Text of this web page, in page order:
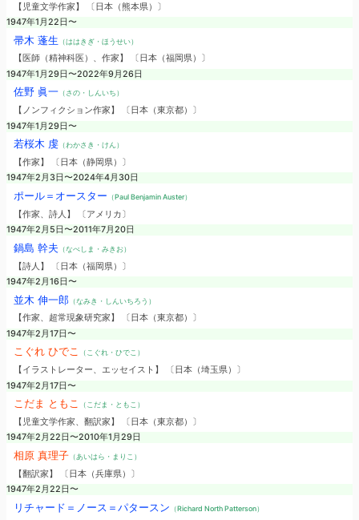
【児童文学作家】 〔日本（熊本県）〕
1947年1月22日〜
帚木 蓬生 （ははきぎ・ほうせい）
【医師（精神科医）、作家】 〔日本（福岡県）〕
1947年1月29日〜2022年9月26日
佐野 眞一（さの・しんいち）
【ノンフィクション作家】 〔日本（東京都）〕
1947年1月29日〜
若桜木 虔（わかさき・けん）
【作家】 〔日本（静岡県）〕
1947年2月3日〜2024年4月30日
ポール＝オースター （Paul Benjamin Auster）
【作家、詩人】 〔アメリカ〕
1947年2月5日〜2011年7月20日
鍋島 幹夫 （なべしま・みきお）
【詩人】 〔日本（福岡県）〕
1947年2月16日〜
並木 伸一郎（なみき・しんいちろう）
【作家、超常現象研究家】 〔日本（東京都）〕
1947年2月17日〜
こぐれ ひでこ （こぐれ・ひでこ）
【イラストレーター、エッセイスト】 〔日本（埼玉県）〕
1947年2月17日〜
こだま ともこ （こだま・ともこ）
【児童文学作家、翻訳家】 〔日本（東京都）〕
1947年2月22日〜2010年1月29日
相原 真理子（あいはら・まりこ）
【翻訳家】 〔日本（兵庫県）〕
1947年2月22日〜
リチャード＝ノース＝パタースン （Richard North Patterson）